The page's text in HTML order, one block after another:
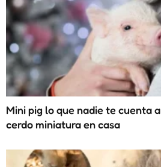
Mini pig lo que nadie te cuenta
cerdo miniatura en casa